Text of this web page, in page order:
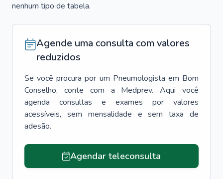
nenhum tipo de tabela.
Agende uma consulta com valores
reduzidos
Se você procura por um Pneumologista em Bom
Conselho, conte com a Medprev. Aqui você
agenda consultas e exames por valores
acessíveis, sem mensalidade e sem taxa de
adesão.
Agendar teleconsulta